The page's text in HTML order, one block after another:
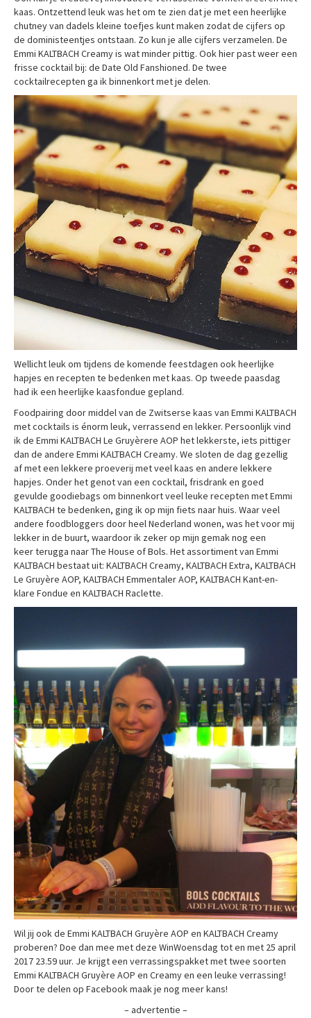
kaas. Ontzettend leuk was het om te zien dat je met een heerlijke
chutney van dadels kleine toefjes kunt maken zodat de cijfers op
de doministeentjes ontstaan. Zo kun je alle cijfers verzamelen. De
Emmi KALTBACH Creamy is wat minder pittig. Ook hier past weer een
frisse cocktail bij: de Date Old Fanshioned. De twee
cocktailrecepten ga ik binnenkort met je delen.
Wellicht leuk om tijdens de komende feestdagen ook heerlijke
hapjes en recepten te bedenken met kaas. Op tweede paasdag
had ik een heerlijke kaasfondue gepland.
Foodpairing door middel van de Zwitserse kaas van Emmi KALTBACH
met cocktails is énorm leuk, verrassend en lekker. Persoonlijk vind
ik de Emmi KALTBACH Le Gruyèrere AOP het lekkerste, iets pittiger
dan de andere Emmi KALTBACH Creamy. We sloten de dag gezellig
af met een lekkere proeverij met veel kaas en andere lekkere
hapjes. Onder het genot van een cocktail, frisdrank en goed
gevulde goodiebags om binnenkort veel leuke recepten met Emmi
KALTBACH te bedenken, ging ik op mijn fiets naar huis. Waar veel
andere foodbloggers door heel Nederland wonen, was het voor mij
lekker in de buurt, waardoor ik zeker op mijn gemak nog een
keer terugga naar The House of Bols. Het assortiment van Emmi
KALTBACH bestaat uit: KALTBACH Creamy, KALTBACH Extra, KALTBACH
Le Gruyère AOP, KALTBACH Emmentaler AOP, KALTBACH Kant-en-
klare Fondue en KALTBACH Raclette.
Wil jij ook de Emmi KALTBACH Gruyère AOP en KALTBACH Creamy
proberen? Doe dan mee met deze WinWoensdag tot en met 25 april
2017 23.59 uur. Je krijgt een verrassingspakket met twee soorten
Emmi KALTBACH Gruyère AOP en Creamy en een leuke verrassing!
Door te delen op Facebook maak je nog meer kans!
– advertentie –